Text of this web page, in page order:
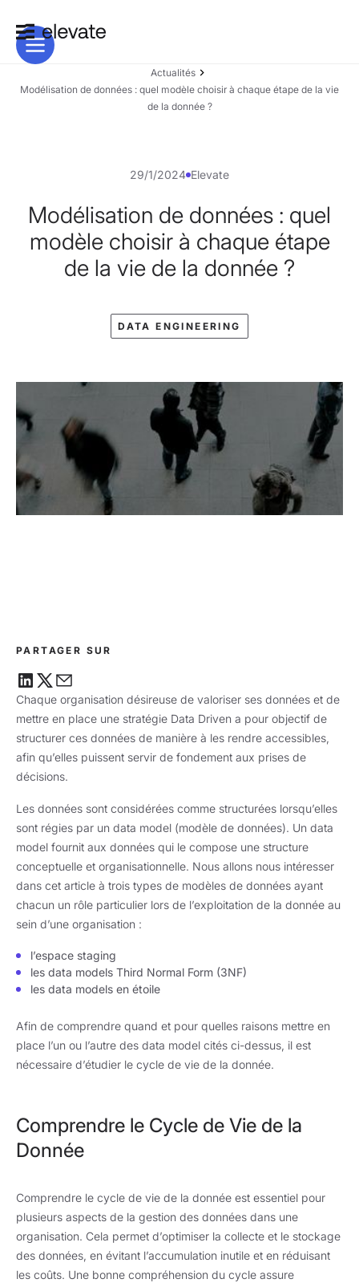
Actualités
Modélisation de données : quel modèle choisir à chaque étape de la vie
de la donnée ?
29/1/2024 Elevate
Modélisation de données : quel
modèle choisir à chaque étape
de la vie de la donnée ?
DATA ENGINEERING
PARTAGER SUR
Chaque organisation désireuse de valoriser ses données et de
mettre en place une stratégie Data Driven a pour objectif de
structurer ces données de manière à les rendre accessibles,
afin qu’elles puissent servir de fondement aux prises de
décisions.
Les données sont considérées comme structurées lorsqu’elles
sont régies par un data model (modèle de données). Un data
model fournit aux données qui le compose une structure
conceptuelle et organisationnelle. Nous allons nous intéresser
dans cet article à trois types de modèles de données ayant
chacun un rôle particulier lors de l’exploitation de la donnée au
sein d’une organisation :
l’espace staging
les data models Third Normal Form (3NF)
les data models en étoile
Afin de comprendre quand et pour quelles raisons mettre en
place l’un ou l’autre des data model cités ci-dessus, il est
nécessaire d’étudier le cycle de vie de la donnée.
Comprendre le Cycle de Vie de la
Donnée
Comprendre le cycle de vie de la donnée est essentiel pour
plusieurs aspects de la gestion des données dans une
organisation. Cela permet d’optimiser la collecte et le stockage
des données, en évitant l’accumulation inutile et en réduisant
les coûts. Une bonne compréhension du cycle assure